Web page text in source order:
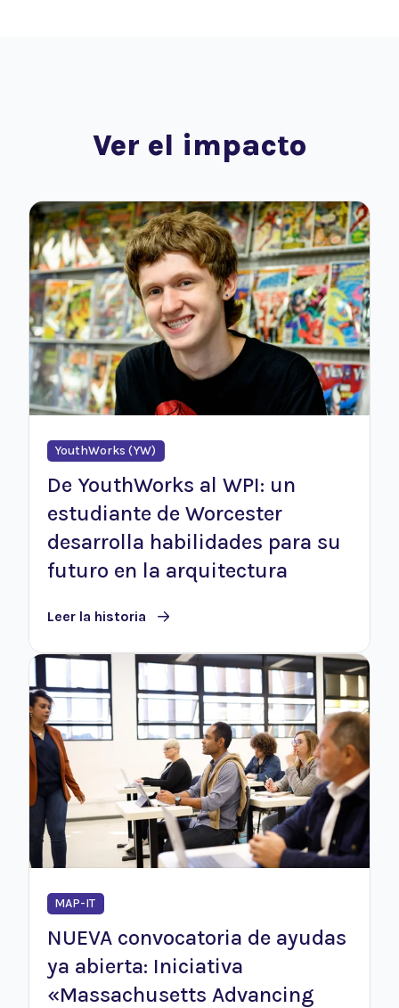
Ver el impacto
YouthWorks (YW)
De YouthWorks al WPI: un
estudiante de Worcester
desarrolla habilidades para su
futuro en la arquitectura
Leer la historia
MAP-IT
NUEVA convocatoria de ayudas
ya abierta: Iniciativa
«Massachusetts Advancing